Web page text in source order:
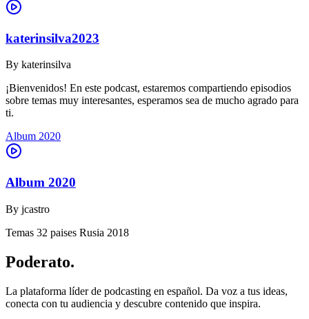
katerinsilva2023
By katerinsilva
¡Bienvenidos! En este podcast, estaremos compartiendo episodios
sobre temas muy interesantes, esperamos sea de mucho agrado para
ti.
Album 2020
Album 2020
By jcastro
Temas 32 paises Rusia 2018
Poderato.
La plataforma líder de podcasting en español. Da voz a tus ideas,
conecta con tu audiencia y descubre contenido que inspira.